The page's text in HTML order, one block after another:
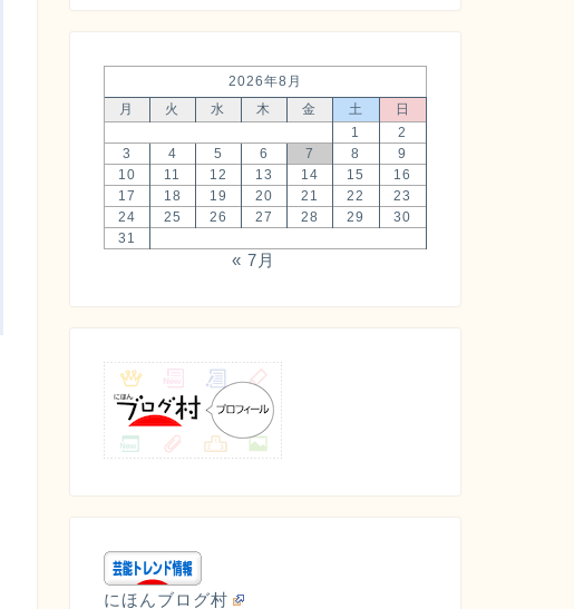
2026年8月
月
火 水 木 金 土
日
1
2
3
4 5 6 7 8
9
10
11 12 13 14 15
16
17
18 19 20 21 22
23
24
25 26 27 28 29
30
31
« 7月
にほんブログ村